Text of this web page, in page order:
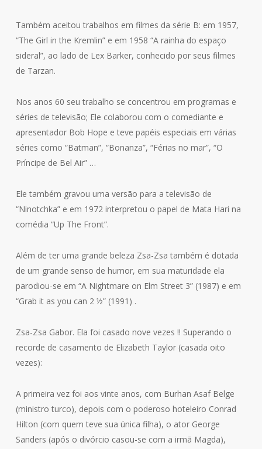
Também aceitou trabalhos em filmes da série B: em 1957,
“The Girl in the Kremlin” e em 1958 “A rainha do espaço
sideral”, ao lado de Lex Barker, conhecido por seus filmes
de Tarzan.
Nos anos 60 seu trabalho se concentrou em programas e
séries de televisão; Ele colaborou com o comediante e
apresentador Bob Hope e teve papéis especiais em várias
séries como “Batman”, “Bonanza”, “Férias no mar”, “O
Príncipe de Bel Air” …
Ele também gravou uma versão para a televisão de
“Ninotchka” e em 1972 interpretou o papel de Mata Hari na
comédia “Up The Front”.
Além de ter uma grande beleza Zsa-Zsa também é dotada
de um grande senso de humor, em sua maturidade ela
parodiou-se em “A Nightmare on Elm Street 3” (1987) e em
“Grab it as you can 2 ½” (1991) .
Zsa-Zsa Gabor. Ela foi casado nove vezes !! Superando o
recorde de casamento de Elizabeth Taylor (casada oito
vezes):
A primeira vez foi aos vinte anos, com Burhan Asaf Belge
(ministro turco), depois com o poderoso hoteleiro Conrad
Hilton (com quem teve sua única filha), o ator George
Sanders (após o divórcio casou-se com a irmã Magda),